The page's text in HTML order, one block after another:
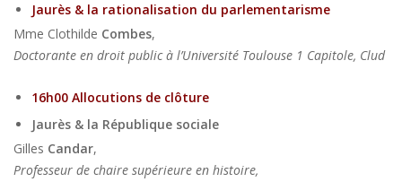
Jaurès & la rationalisation du parlementarisme
Mme Clothilde Combes,
Doctorante en droit public à l’Université Toulouse 1 Capitole, Clud
16h00 Allocutions de clôture
Jaurès & la République sociale
Gilles Candar,
Professeur de chaire supérieure en histoire,